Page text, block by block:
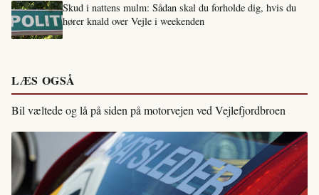
Skud i nattens mulm: Sådan skal du forholde dig, hvis du
hører knald over Vejle i weekenden
LÆS OGSÅ
Bil væltede og lå på siden på motorvejen ved Vejlefjordbroen